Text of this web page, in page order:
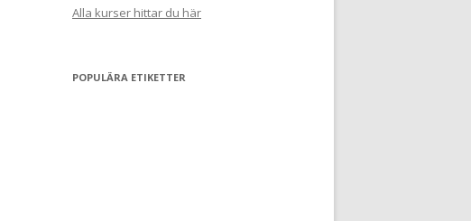
Alla kurser hittar du här
POPULÄRA ETIKETTER